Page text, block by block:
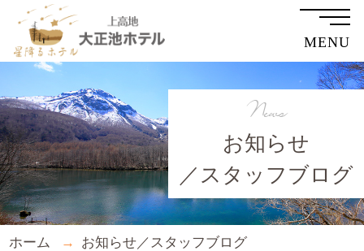
MENU
お知らせ
／スタッフブログ
News
ホーム お知らせ／スタッフブログ